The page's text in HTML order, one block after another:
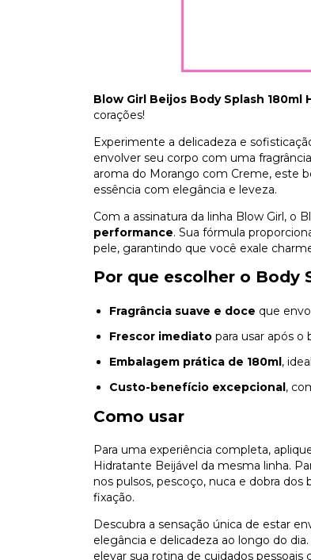
Blow Girl Beijos Body Splash 180ml
corações!
Experimente a delicadeza e
envolver seu corpo com uma
aroma do Morango com Creme, este
essência com elegância e leveza.
Com a assinatura da linha Blow Girl, o
performance. Sua fórmula
pele, garantindo que você exale
Por que escolher o Body
Fragrância suave e doce que
Frescor imediato para usar após o
Embalagem prática de 180ml,
Custo-benefício excepcional,
Como usar
Para uma experiência completa,
Hidratante Beijável da mesma linha.
nos pulsos, pescoço, nuca e dobra
fixação.
Descubra a sensação única de estar
elegância e delicadeza ao longo do
elevar sua rotina de cuidados